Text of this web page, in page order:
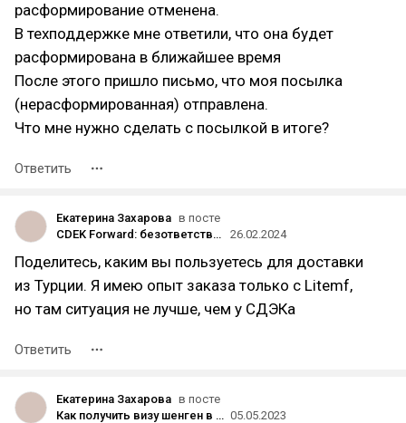
расформирование отменена.
В техподдержке мне ответили, что она будет
расформирована в ближайшее время
После этого пришло письмо, что моя посылка
(нерасформированная) отправлена.
Что мне нужно сделать с посылкой в итоге?
Ответить
Екатерина Захарова в посте
CDEK Forward: безответственность и высасывание денег с клиентов
26.02.2024
Поделитесь, каким вы пользуетесь для доставки
из Турции. Я имею опыт заказа только с Litemf,
но там ситуация не лучше, чем у СДЭКа
Ответить
Екатерина Захарова в посте
Как получить визу шенген в Армении 05.05.2023